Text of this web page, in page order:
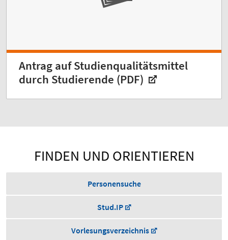
Antrag auf Studienqualitätsmittel
durch Studierende (PDF)
FINDEN UND ORIENTIEREN
Personensuche
Stud.IP
Vorlesungsverzeichnis